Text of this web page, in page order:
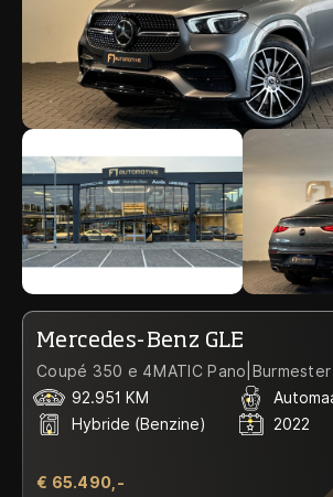
Mercedes-Benz GLE
Coupé 350 e 4MATIC Pano|Burmester
92.951 KM
Hybride (Benzine)
2022
€ 65.490,-